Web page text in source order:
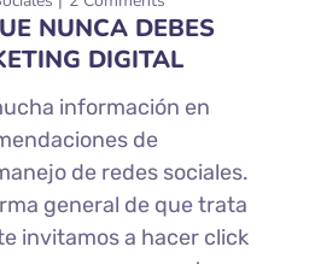
NUNCA DEBES
DIGITAL
información en
de
de redes sociales.
general de que trata
invitamos a hacer click